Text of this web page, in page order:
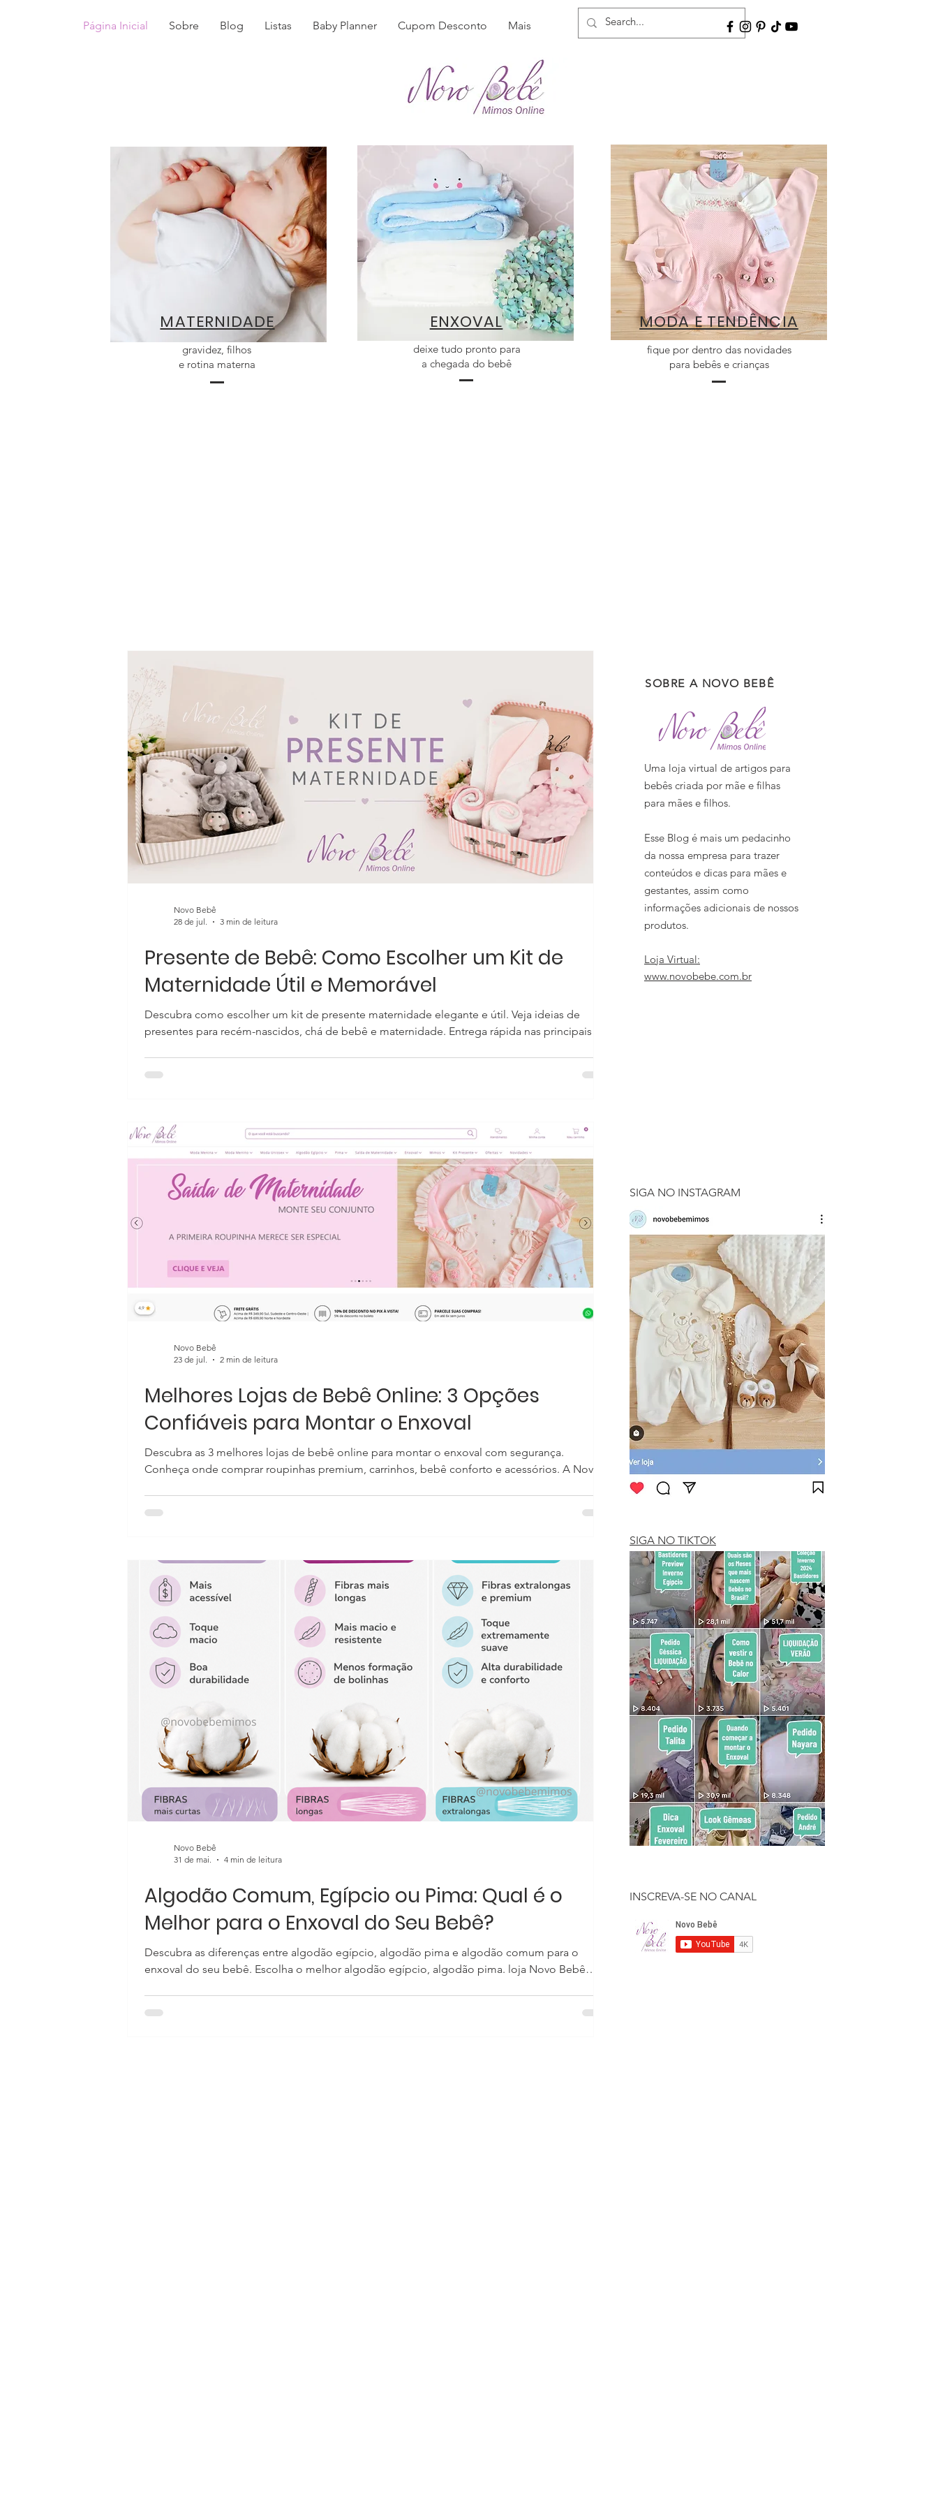
Página Inicial Sobre Blog Listas Baby Planner Cupom Desconto Mais
MATERNIDADE
gravidez, filhos
e rotina materna
ENXOVAL
deixe tudo pronto para
a chegada do bebê
MODA E TENDÊNCIA
fique por dentro das novidades
para bebês e crianças
Presente de Bebê: Como Escolher um Kit de
Maternidade Útil e Memorável
Descubra como escolher um kit de presente maternidade elegante e útil. Veja ideias de
presentes para recém-nascidos, chá de bebê e maternidade. Entrega rápida nas principais
Novo Bebê
28 de jul.
3 min de leitura
Melhores Lojas de Bebê Online: 3 Opções
Confiáveis para Montar o Enxoval
Descubra as 3 melhores lojas de bebê online para montar o enxoval com segurança.
Conheça onde comprar roupinhas premium, carrinhos, bebê conforto e acessórios. A Novo
lindas saídas de maternidade clássicas e elegantes. Um dos grandes diferenciais é a
Novo Bebê
23 de jul.
2 min de leitura
Algodão Comum, Egípcio ou Pima: Qual é o
Melhor para o Enxoval do Seu Bebê?
Descubra as diferenças entre algodão egípcio, algodão pima e algodão comum para o
enxoval do seu bebê. Escolha o melhor algodão egípcio, algodão pima. loja Novo Bebê
Novo Bebê
31 de mai.
4 min de leitura
SOBRE A NOVO BEBÊ
Uma loja virtual de artigos para
bebês criada por mãe e filhas
para mães e filhos.
Esse Blog é mais um pedacinho
da nossa empresa para trazer
conteúdos e dicas para mães e
gestantes, assim como
informações adicionais de nossos
produtos.
Loja Virtual:
www.novobebe.com.br
SIGA NO INSTAGRAM
SIGA NO TIKTOK
INSCREVA-SE NO CANAL